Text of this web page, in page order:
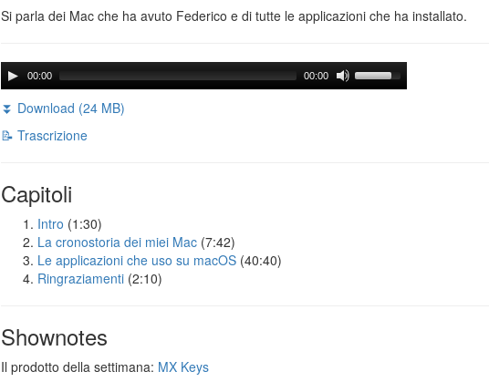
Si parla dei Mac che ha avuto Federico e di tutte le applicazioni che ha installato.
00:00 00:00
⏬ Download (24 MB)
📝 Trascrizione
Capitoli
Intro (1:30)
La cronostoria dei miei Mac (7:42)
Le applicazioni che uso su macOS (40:40)
Ringraziamenti (2:10)
Shownotes
Il prodotto della settimana: MX Keys